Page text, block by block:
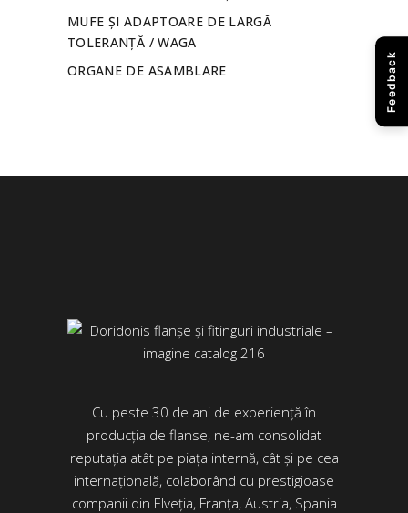
MUFE ȘI ADAPTOARE DE LARGĂ
TOLERANȚĂ / WAGA
ORGANE DE ASAMBLARE
Cu peste 30 de ani de experiență în
producția de flanse, ne-am consolidat
reputația atât pe piața internă, cât și pe cea
internațională, colaborând cu prestigioase
companii din Elveția, Franța, Austria, Spania
Feedback